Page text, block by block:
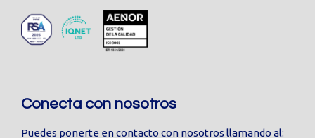
Conecta con nosotros
Puedes ponerte en contacto con nosotros llamando al: